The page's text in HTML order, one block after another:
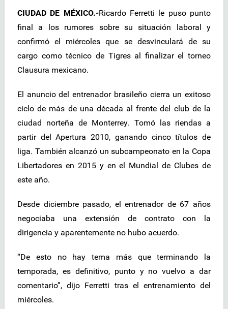
CIUDAD DE MÉXICO.-Ricardo Ferretti le puso punto
final a los rumores sobre su situación laboral y
confirmó el miércoles que se desvinculará de su
cargo como técnico de Tigres al finalizar el torneo
Clausura mexicano.
El anuncio del entrenador brasileño cierra un exitoso
ciclo de más de una década al frente del club de la
ciudad norteña de Monterrey. Tomó las riendas a
partir del Apertura 2010, ganando cinco títulos de
liga. También alcanzó un subcampeonato en la Copa
Libertadores en 2015 y en el Mundial de Clubes de
este año.
Desde diciembre pasado, el entrenador de 67 años
negociaba una extensión de contrato con la
dirigencia y aparentemente no hubo acuerdo.
“De esto no hay tema más que terminando la
temporada, es definitivo, punto y no vuelvo a dar
comentario”, dijo Ferretti tras el entrenamiento del
miércoles.